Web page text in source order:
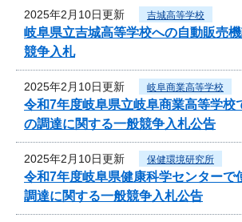
2025年2月10日更新 吉城高等学校
岐阜県立吉城高等学校への自動販売
競争入札
2025年2月10日更新 岐阜商業高等学校
令和7年度岐阜県立岐阜商業高等学校
の調達に関する一般競争入札公告
2025年2月10日更新 保健環境研究所
令和7年度岐阜県健康科学センターで
調達に関する一般競争入札公告